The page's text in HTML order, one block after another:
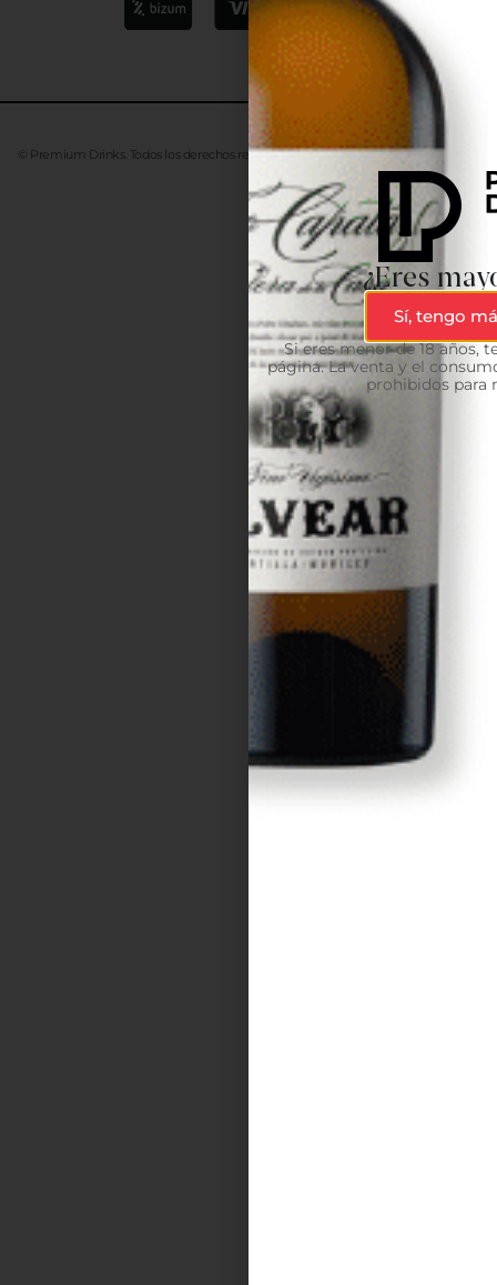
© Premium Drinks. Todos los derechos reservados. DesarrolladoAdvanze
¿Eres
Sí, tengo
Si eres menor de 18 años,
página. La venta y el
prohibidos para